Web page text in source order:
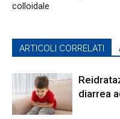
colloidale
ARTICOLI CORRELATI
diarrea